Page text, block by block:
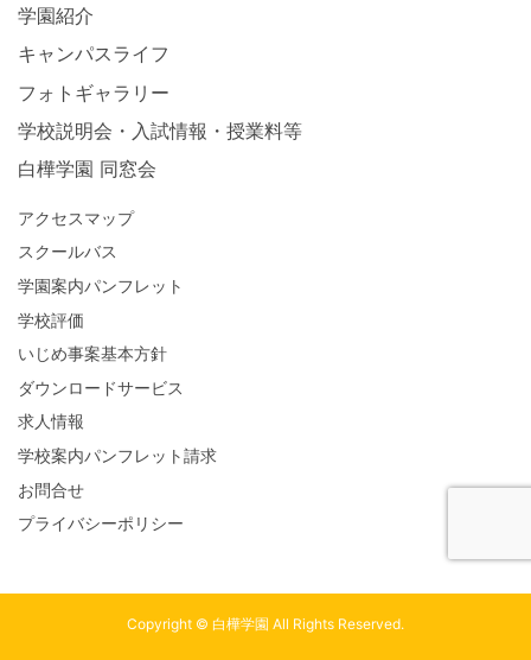
学園紹介
キャンパスライフ
フォトギャラリー
学校説明会・入試情報・授業料等
白樺学園 同窓会
アクセスマップ
スクールバス
学園案内パンフレット
学校評価
いじめ事案基本方針
ダウンロードサービス
求人情報
学校案内パンフレット請求
お問合せ
プライバシーポリシー
Copyright © 白樺学園 All Rights Reserved.